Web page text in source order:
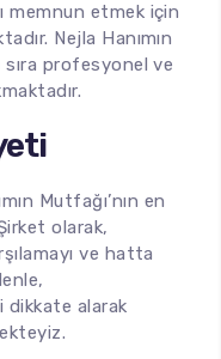
memnun etmek için
Nejla Hanımın
sıra profesyonel ve
Mutfağı’nın en
olarak,
ve hatta
dikkate alarak